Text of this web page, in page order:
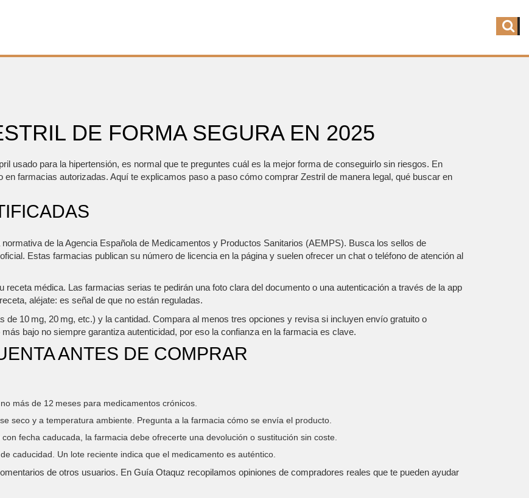
DE FORMA SEGURA EN 2025
usado para la hipertensión, es normal que te preguntes cuál es la mejor forma de conseguirlo sin riesgos. En
farmacias autorizadas. Aquí te explicamos paso a paso cómo comprar Zestril de manera legal, qué buscar en
de la Agencia Española de Medicamentos y Productos Sanitarios (AEMPS). Busca los sellos de
Estas farmacias publican su número de licencia en la página y suelen ofrecer un chat o teléfono de atención al
médica. Las farmacias serias te pedirán una foto clara del documento o una autenticación a través de la app
aléjate: es señal de que no están reguladas.
de 10 mg, 20 mg, etc.) y la cantidad. Compara al menos tres opciones y revisa si incluyen envío gratuito o
bajo no siempre garantiza autenticidad, por eso la confianza en la farmacia es clave.
ANTES DE COMPRAR
más de 12 meses para medicamentos crónicos.
seco y a temperatura ambiente. Pregunta a la farmacia cómo se envía el producto.
fecha caducada, la farmacia debe ofrecerte una devolución o sustitución sin coste.
caducidad. Un lote reciente indica que el medicamento es auténtico.
de otros usuarios. En Guía Otaquz recopilamos opiniones de compradores reales que te pueden ayudar